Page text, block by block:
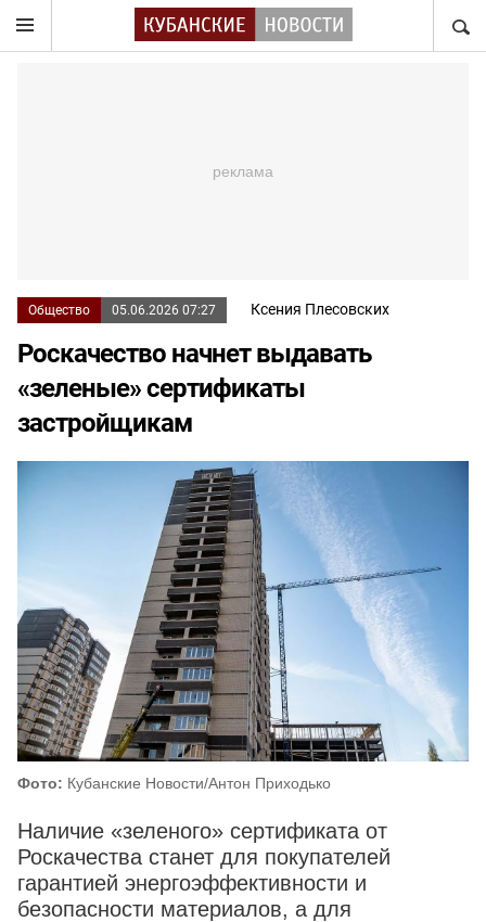
Общество 05.06.2026 07:27 Ксения Плесовских
Роскачество начнет выдавать
«зеленые» сертификаты
застройщикам
Фото: Кубанские Новости/Антон Приходько
Наличие «зеленого» сертификата от
Роскачества станет для покупателей
гарантией энергоэффективности и
безопасности материалов, а для